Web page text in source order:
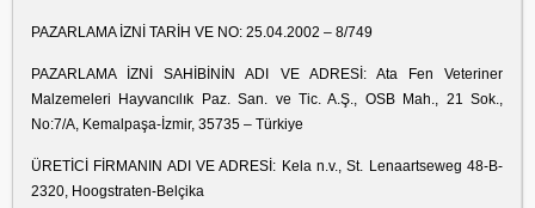
PAZARLAMA İZNİ TARİH VE NO: 25.04.2002 – 8/749
PAZARLAMA İZNİ SAHİBİNİN ADI VE ADRESİ: Ata Fen Veteriner
Malzemeleri Hayvancılık Paz. San. ve Tic. A.Ş., OSB Mah., 21 Sok.,
No:7/A, Kemalpaşa-İzmir, 35735 – Türkiye
ÜRETİCİ FİRMANIN ADI VE ADRESİ: Kela n.v., St. Lenaartseweg 48-B-
2320, Hoogstraten-Belçika